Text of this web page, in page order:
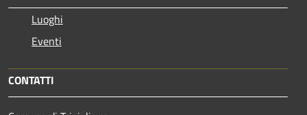
Luoghi
Eventi
CONTATTI